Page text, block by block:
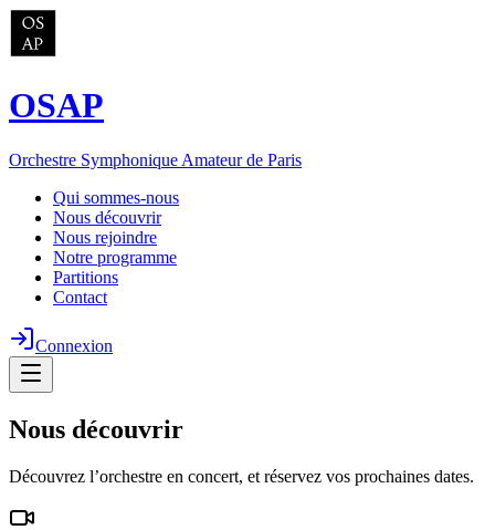
OSAP
Orchestre Symphonique Amateur de Paris
Qui sommes-nous
Nous découvrir
Nous rejoindre
Notre programme
Partitions
Contact
Connexion
Nous découvrir
Découvrez l’orchestre en concert, et réservez vos prochaines dates.